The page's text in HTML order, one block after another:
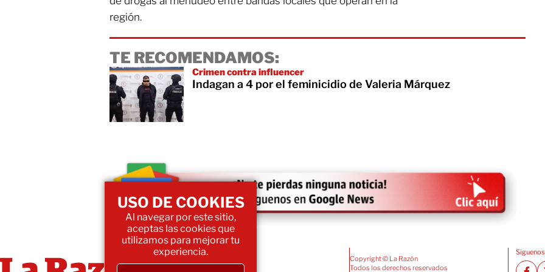
región.
TE RECOMENDAMOS:
Crimen contra influencer
Indagan a 4 por el feminicidio de Valeria Márquez
Copyright © La Razón
Todos los derechos reservados
USO DE COOKIES
Al navegar por este sitio,
aceptas las cookies que
utilizamos para mejorar tu
experiencia.